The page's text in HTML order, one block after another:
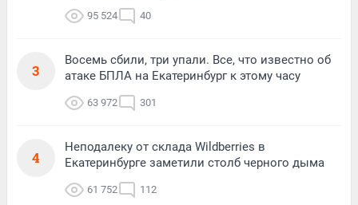
95 524 40
3
Восемь сбили, три упали. Все, что известно об
атаке БПЛА на Екатеринбург к этому часу
63 972 301
4
Неподалеку от склада Wildberries в
Екатеринбурге заметили столб черного дыма
61 752 112